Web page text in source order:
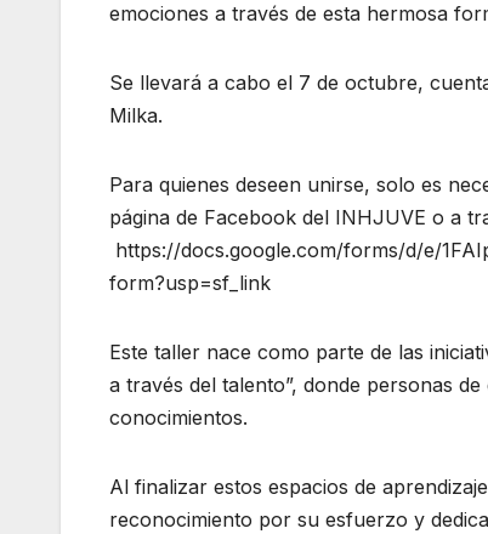
emociones a través de esta hermosa
Se llevará a cabo el 7 de octubre,
Milka.
Para quienes deseen unirse, solo es
página de Facebook del INHJUVE o a
https://docs.google.com/forms/d/e/
form?usp=sf_link
Este taller nace como parte de las
a través del talento”, donde personas
conocimientos.
Al finalizar estos espacios de
reconocimiento por su esfuerzo y